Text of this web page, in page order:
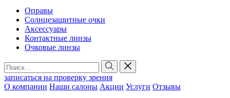
Оправы
Солнцезащитные очки
Аксессуары
Контактные линзы
Очковые линзы
записаться на проверку зрения
О компании Наши салоны Акции Услуги Отзывы